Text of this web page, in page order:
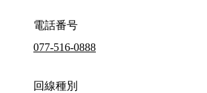
電話番号
077-516-0888
回線種別